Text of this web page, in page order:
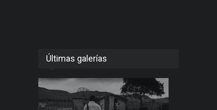
Últimas galerías